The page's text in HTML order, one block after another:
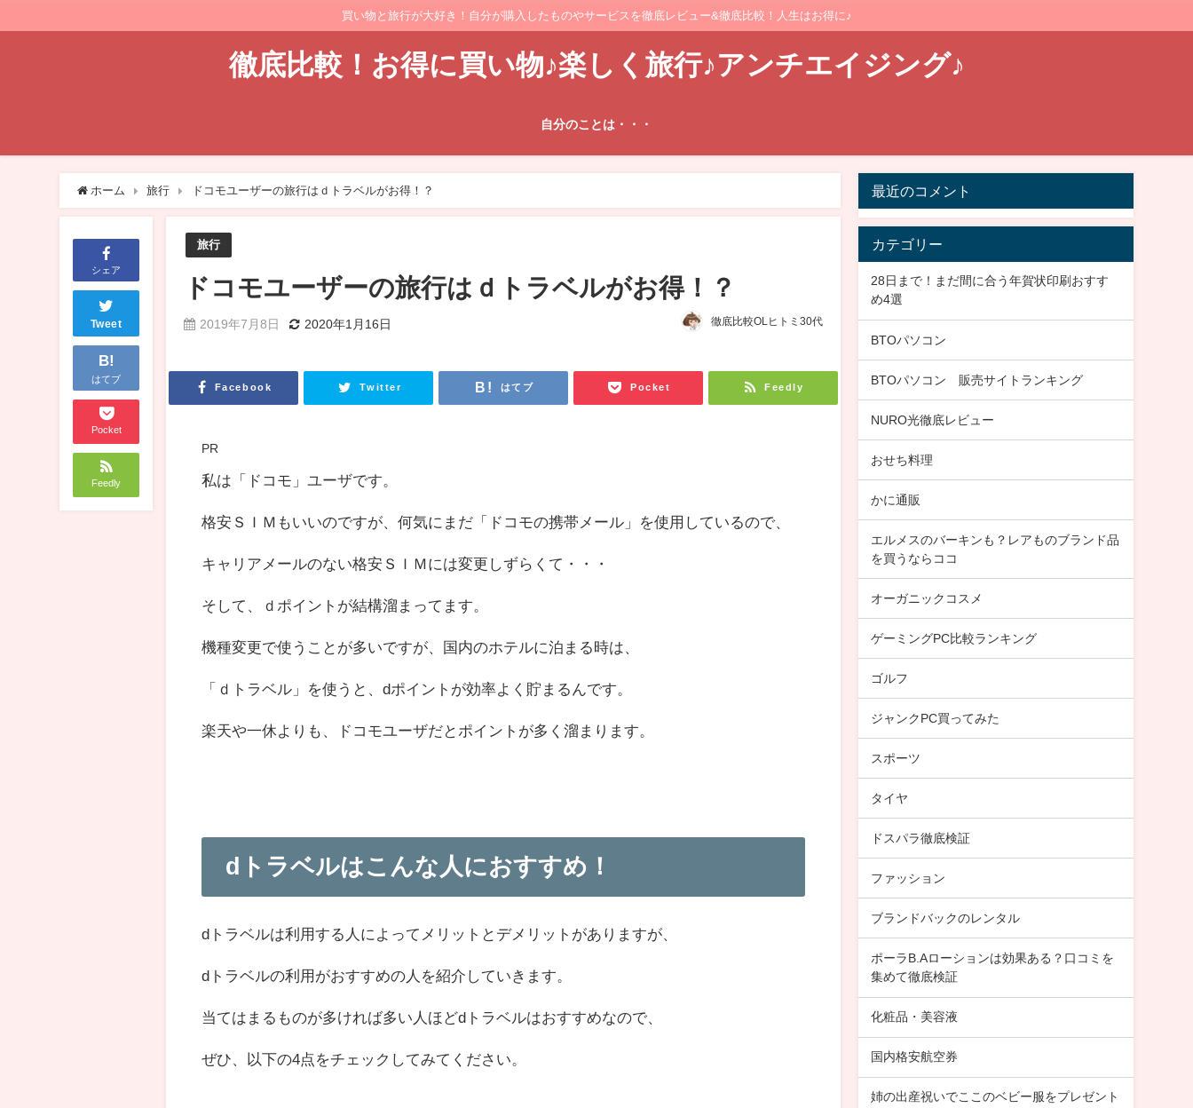
買い物と旅行が大好き！自分が購入したものやサービスを徹底レビュー&徹底比較！人生はお得に♪
徹底比較！お得に買い物♪楽しく旅行♪アンチエイジング♪
自分のことは・・・
ホーム 旅行 ドコモユーザーの旅行はｄトラベルがお得！？
シェア
Tweet
B!
はてブ
Pocket
Feedly
旅行
ドコモユーザーの旅行はｄトラベルがお得！？
2019年7月8日 2020年1月16日 徹底比較OLヒトミ30代
Facebook Twitter はてブ Pocket Feedly
PR
私は「ドコモ」ユーザです。
格安ＳＩＭもいいのですが、何気にまだ「ドコモの携帯メール」を使用しているので、
キャリアメールのない格安ＳＩＭには変更しずらくて・・・
そして、ｄポイントが結構溜まってます。
機種変更で使うことが多いですが、国内のホテルに泊まる時は、
「ｄトラベル」を使うと、dポイントが効率よく貯まるんです。
楽天や一休よりも、ドコモユーザだとポイントが多く溜まります。
dトラベルはこんな人におすすめ！
dトラベルは利用する人によってメリットとデメリットがありますが、
dトラベルの利用がおすすめの人を紹介 していきます。
当てはまるものが多ければ多い人ほどdトラベルはおすすめなので、
ぜひ、以下の4点をチェックしてみてください。
最近のコメント
カテゴリー
28日まで！まだ間に合う年賀状印刷おすす
め4選
BTOパソコン
BTOパソコン 販売サイトランキング
NURO光徹底レビュー
おせち料理
かに通販
エルメスのバーキンも？レアものブランド品
を買うならココ
オーガニックコスメ
ゲーミングPC比較ランキング
ゴルフ
ジャンクPC買ってみた
スポーツ
タイヤ
ドスパラ徹底検証
ファッション
ブランドバックのレンタル
ポーラB.Aローションは効果ある？口コミを
集めて徹底検証
化粧品・美容液
国内格安航空券
姉の出産祝いでここのベビー服をプレゼント